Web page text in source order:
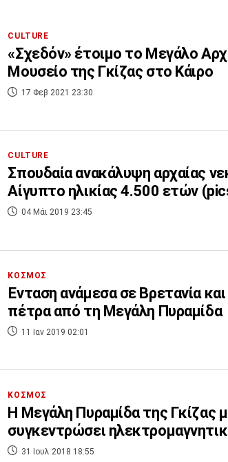
CULTURE
«Σχεδόν» έτοιμο το Μεγάλο
Μουσείο της Γκίζας στο Κάιρο
17 Φεβ 2021 23:30
CULTURE
Σπουδαία ανακάλυψη αρχαίας
Αίγυπτο ηλικίας 4.500 ετών
04 Μάι 2019 23:45
ΚΟΣΜΟΣ
Ένταση ανάμεσα σε Βρετανία και
πέτρα από τη Μεγάλη Πυραμίδα
11 Ιαν 2019 02:01
ΚΟΣΜΟΣ
Η Μεγάλη Πυραμίδα της Γκίζας
συγκεντρώσει
31 Ιουλ 2018 18:55